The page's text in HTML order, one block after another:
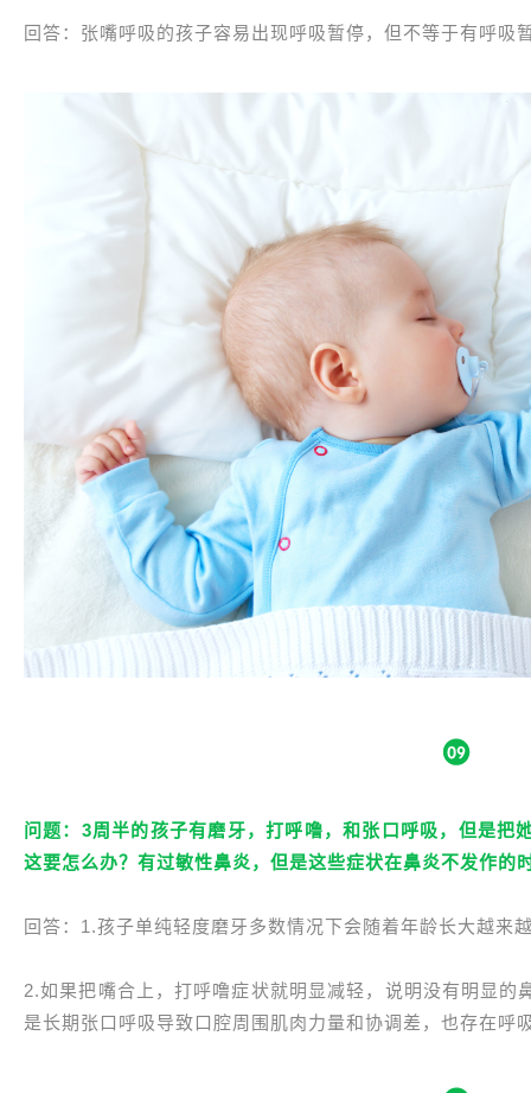
回答：张嘴呼吸的孩子容易出现呼吸暂停，但不等于有呼吸
问题：3周半的孩子有磨牙，打呼噜，和张口呼吸，但是把
这要怎么办？有过敏性鼻炎，但是这些症状在鼻炎不发作的
回答：1.孩子单纯轻度磨牙多数情况下会随着年龄长大越来
2.如果把嘴合上，打呼噜症状就明显减轻，说明没有明显的
是长期张口呼吸导致口腔周围肌肉力量和协调差，也存在呼